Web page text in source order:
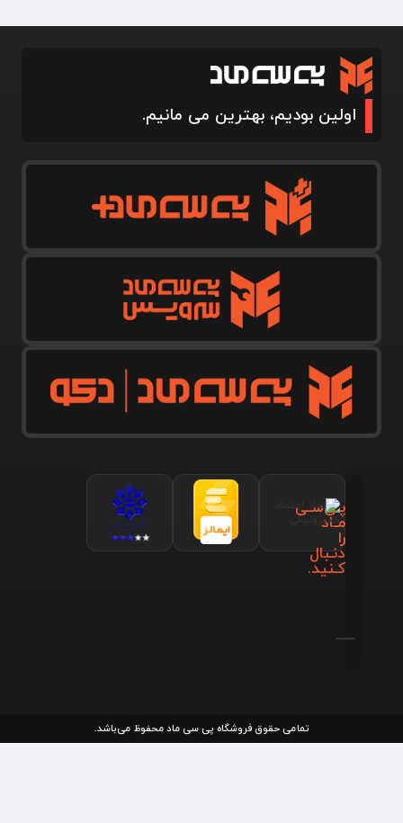
اولین بودیم، بهترین می مانیم.
پـی‌سـی
مـاد
را
دنـبال
کـنید.
تمامی حقوق فروشگاه پی سی ماد محفوظ می‌باشد.